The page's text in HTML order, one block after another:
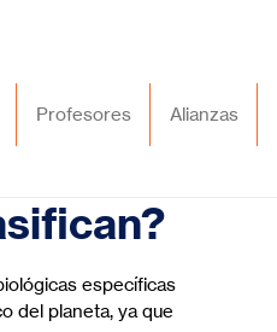
Profesores Alianzas
específicas
del planeta, ya que